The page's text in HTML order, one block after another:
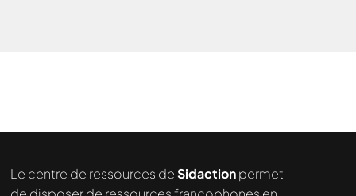
Le centre de ressources deSidactionpermet